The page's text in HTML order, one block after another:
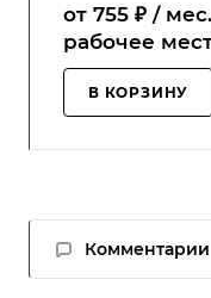
от 755 ₽ /
рабочее
В КОРЗИНУ
Комментарии